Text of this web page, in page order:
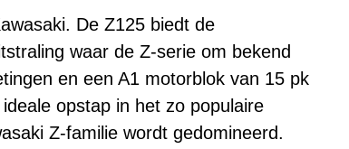
De Z125 biedt de
waar de Z-serie om bekend
en een A1 motorblok van 15 pk
opstap in het zo populaire
Z-familie wordt gedomineerd.